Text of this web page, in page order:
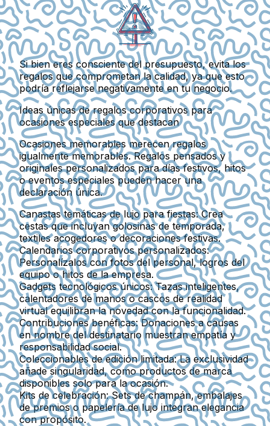
Si bien eres consciente del presupuesto, evita los
regalos que comprometan la calidad, ya que esto
podría reflejarse negativamente en tu negocio.
Ideas únicas de regalos corporativos para
ocasiones especiales que destacan
Ocasiones memorables merecen regalos
igualmente memorables. Regalos pensados y
originales personalizados para días festivos, hitos
o eventos especiales pueden hacer una
declaración única.
Canastas temáticas de lujo para fiestas: Crea
cestas que incluyan golosinas de temporada,
textiles acogedores o decoraciones festivas.
Calendarios corporativos personalizados:
Personalízalos con fotos del personal, logros del
equipo o hitos de la empresa.
Gadgets tecnológicos únicos: Tazas inteligentes,
calentadores de manos o cascos de realidad
virtual equilibran la novedad con la funcionalidad.
Contribuciones benéficas: Donaciones a causas
en nombre del destinatario muestran empatía y
responsabilidad social.
Coleccionables de edición limitada: La exclusividad
añade singularidad, como productos de marca
disponibles solo para la ocasión.
Kits de celebración: Sets de champán, embalajes
de premios o papelería de lujo integran elegancia
con propósito.